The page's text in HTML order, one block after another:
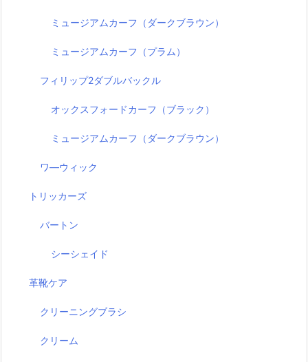
ミュージアムカーフ（ダークブラウン）
ミュージアムカーフ（プラム）
フィリップ2ダブルバックル
オックスフォードカーフ（ブラック）
ミュージアムカーフ（ダークブラウン）
ワ―ウィック
トリッカーズ
バートン
シーシェイド
革靴ケア
クリーニングブラシ
クリーム